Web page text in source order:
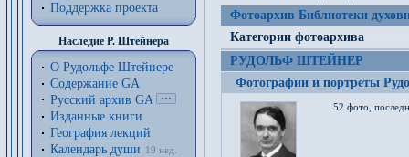
Поддержка проекта
Наследие Р. Штейнера
О Рудольфе Штейнере
Содержание GA
Русский архив GA
Изданные книги
География лекций
Календарь души
19 нед.
Фотоархив Библиотеки
Категории фотоархива
РУДОЛЬФ ШТЕЙНЕР
Фотографии и портреты
52 фото,